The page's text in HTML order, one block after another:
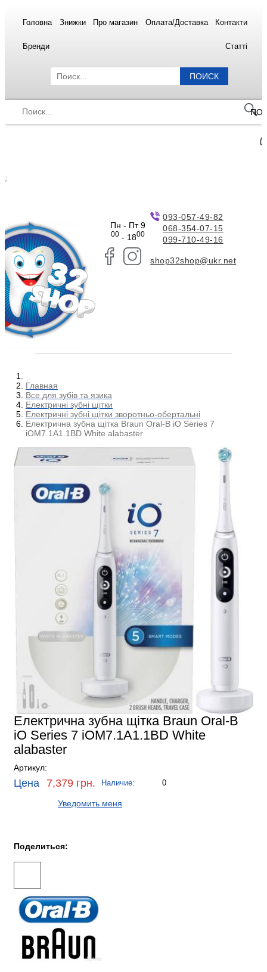
Головна Знижки Про магазин Оплата/Доставка Контакти
Бренди Статті
ПОИСК
Пн - Пт 9
00- 1800
093-057-49-82
068-354-07-15
099-710-49-16
shop32shop@ukr.net
Главная
Все для зубів та язика
Електричні зубні щітки
Електричні зубні щітки зворотньо-обертальні
Електрична зубна щітка Braun Oral-B iO Series 7
iOM7.1A1.1BD White alabaster
Електрична зубна щітка Braun Oral-B
iO Series 7 iOM7.1A1.1BD White
alabaster
Артикул:
Цена 7,379 грн. Наличие: 0
Уведомить меня
Поделиться: